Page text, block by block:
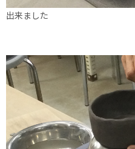
出来ました